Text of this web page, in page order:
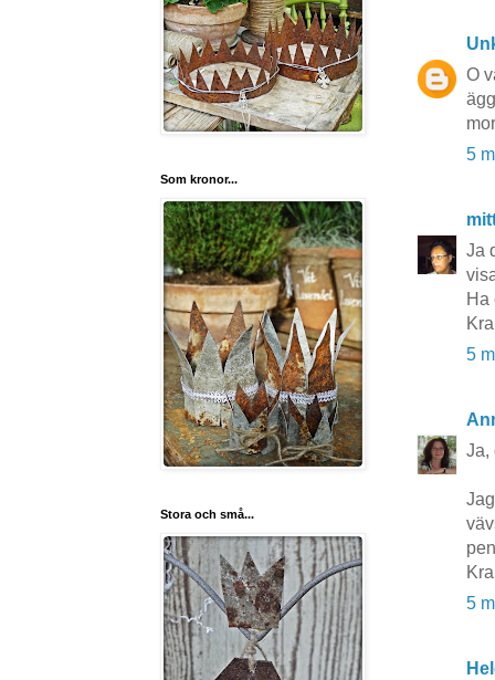
O
5
Ja
Ha
5
Ja,
5
Som kronor...
Stora och små...